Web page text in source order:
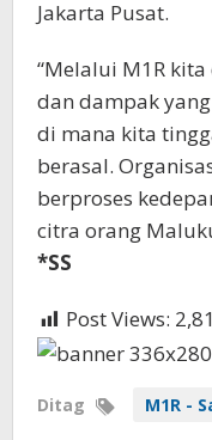
Jakarta Pusat.
“Melalui M1R
dan dampak
di mana kita
berasal.
berproses
citra orang
*SS
Post Views:
Ditag M1R -